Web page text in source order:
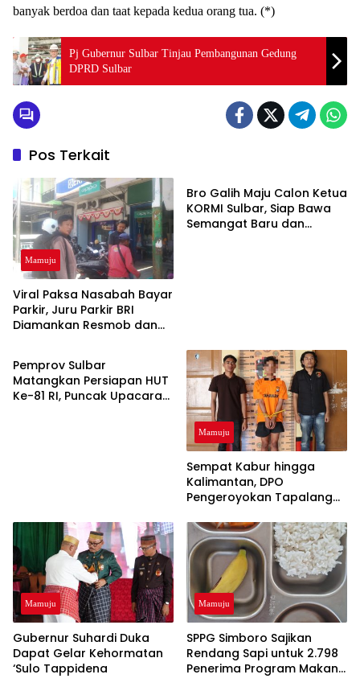
banyak berdoa dan taat kepada kedua orang tua. (*)
Pj Gubernur Sulbar Tinjau Pembangunan Gedung
DPRD Sulbar
Pos Terkait
Mamuju
Viral Paksa Nasabah Bayar
Parkir, Juru Parkir BRI
Diamankan Resmob dan
Bro Galih Maju Calon Ketua
KORMI Sulbar, Siap Bawa
Semangat Baru dan
Mamuju
Pemprov Sulbar
Matangkan Persiapan HUT
Ke-81 RI, Puncak Upacara
Mamuju
Sempat Kabur hingga
Kalimantan, DPO
Pengeroyokan Tapalang
Serahkan Diri
Mamuju
Gubernur Suhardi Duka
Dapat Gelar Kehormatan
‘Sulo Tappidena
Mamuju
SPPG Simboro Sajikan
Rendang Sapi untuk 2.798
Penerima Program Makan